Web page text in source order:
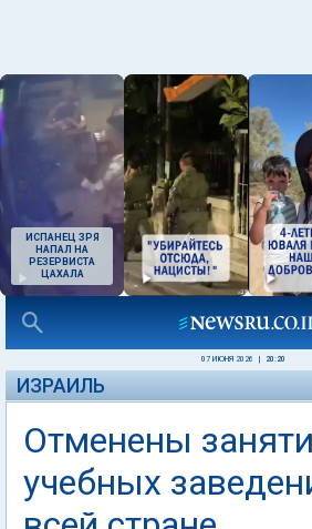
ИСПАНЕЦ ЗРЯ
НАПАЛ НА
РЕЗЕРВИСТА
ЦАХАЛА
07 ИЮНЯ 2026 20:20
ИЗРАИЛЬ
Отменены
учебных